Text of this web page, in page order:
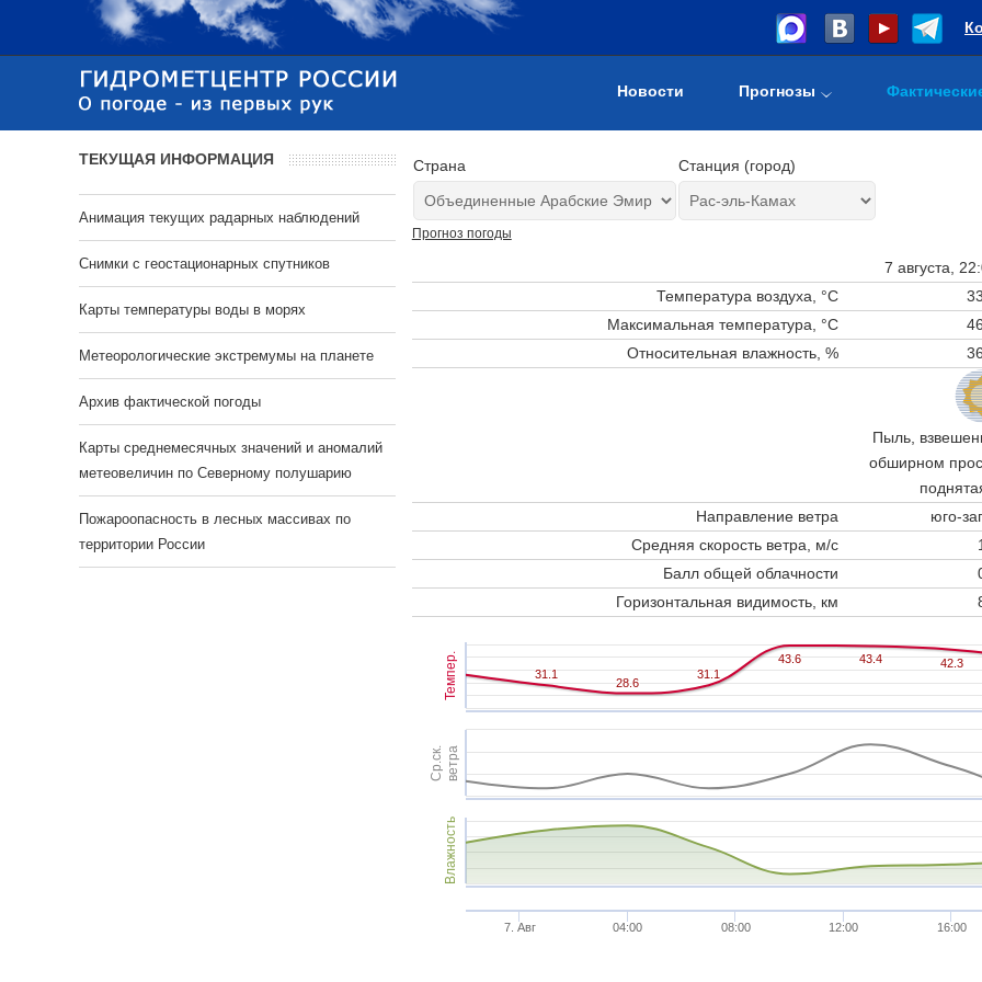
Новости Прогнозы
Страна Станция (город)
Прогноз погоды
7 августа,
Температура воздуха, °C
Максимальная температура, °C
Относительная влажность, %
Пыль,
обширном
Направление ветра
юго-
Средняя скорость ветра, м/с
1
Балл общей облачности
Горизонтальная видимость, км
Темпер.
Ср.ск.ветра
Влажность
31.1
31.1
28.6
28.6
31.1
31.1
43.6
43.6 43.4
43.4 42.3
42.3
7. Авг 04:00 08:00 12:00 16:00
ТЕКУЩАЯ ИНФОРМАЦИЯ
Анимация текущих радарных наблюдений
Cнимки с геостационарных спутников
Карты температуры воды в морях
Метеорологические экстремумы на планете
Архив фактической погоды
Карты среднемесячных значений и аномалий
метеовеличин по Северному полушарию
Пожароопасность в лесных массивах по
территории России